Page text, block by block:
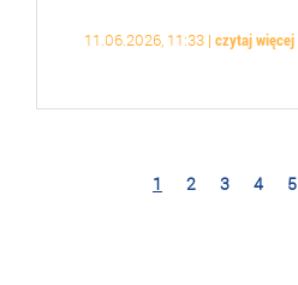
kilometrów i rosnąc ...
11.06.2026, 11:33 czytaj więcej
1 2 3 4 5